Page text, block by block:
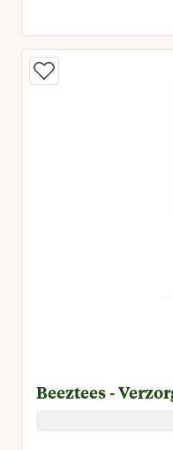
Huidige
Beeztees -